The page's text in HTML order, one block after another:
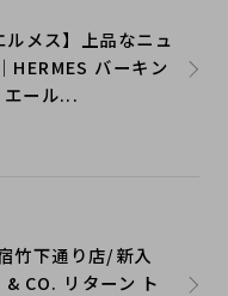
ルメス】上品なニュ
HERMES バーキン
ール...
竹下通り店/新入
CO. リターン ト